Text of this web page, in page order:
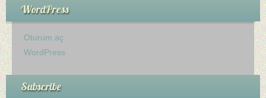
WordPress
Oturum aç
WordPress
Subscribe